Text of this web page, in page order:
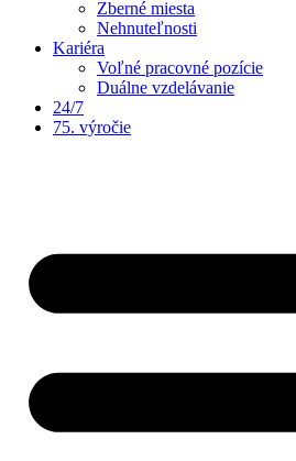
Zberné miesta
Nehnuteľnosti
Kariéra
Voľné pracovné pozície
Duálne vzdelávanie
24/7
75. výročie